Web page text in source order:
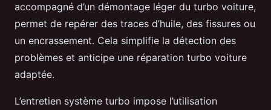
accompagné d’un démontage léger du turbo voiture,
permet de repérer des traces d’huile, des fissures ou
un encrassement. Cela simplifie la détection des
problèmes et anticipe une réparation turbo voiture
adaptée.
L’entretien système turbo impose l’utilisation